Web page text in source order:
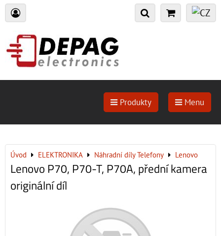
Produkty Menu
Úvod ELEKTRONIKA Náhradní díly Telefony Lenovo
Lenovo P70, P70-T, P70A, přední kamera
originální díl